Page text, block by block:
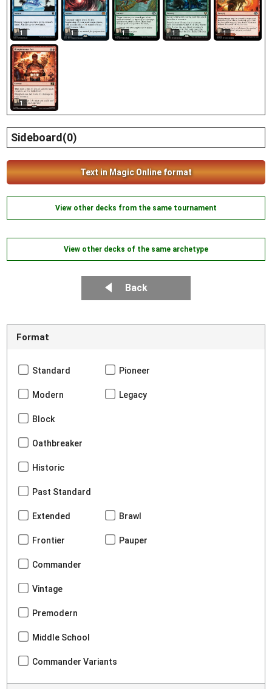
1 1 1 1 1
1
Sideboard(0)
Text in Magic Online format
View other decks from the same tournament
View other decks of the same archetype
Back
Format
Standard Pioneer
Modern Legacy
Block
Oathbreaker
Historic
Past Standard
Extended Brawl
Frontier Pauper
Commander
Vintage
Premodern
Middle School
Commander Variants